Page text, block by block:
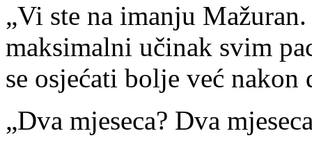
„Vi ste na imanju
maksimalni učinak svim
se osjećati bolje već nakon
„Dva mjeseca? Dva